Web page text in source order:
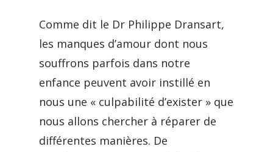
Comme dit le Dr Philippe Dransart,
les manques d’amour dont nous
souffrons parfois dans notre
enfance peuvent avoir instillé en
nous une « culpabilité d’exister » que
nous allons chercher à réparer de
différentes manières. De